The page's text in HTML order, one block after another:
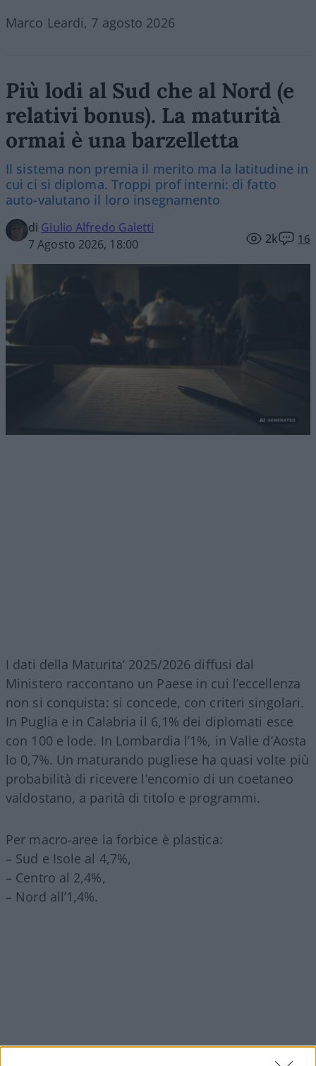
Marco Leardi, 7 agosto 2026
Più lodi al Sud che al Nord (e
relativi bonus). La maturità
ormai è una barzelletta
Il sistema non premia il merito ma la latitudine in
cui ci si diploma. Troppi prof interni: di fatto
auto-valutano il loro insegnamento
di Giulio Alfredo Galetti
7 Agosto 2026, 18:00
2k 16
I dati della Maturita’ 2025/2026 diffusi dal
Ministero raccontano un Paese in cui l’eccellenza
non si conquista: si concede, con criteri singolari.
In Puglia e in Calabria il 6,1% dei diplomati esce
con 100 e lode. In Lombardia l’1%, in Valle d’Aosta
lo 0,7%. Un maturando pugliese ha quasi volte più
probabilità di ricevere l’encomio di un coetaneo
valdostano, a parità di titolo e programmi.
Per macro-aree la forbice è plastica:
– Sud e Isole al 4,7%,
– Centro al 2,4%,
– Nord all’1,4%.